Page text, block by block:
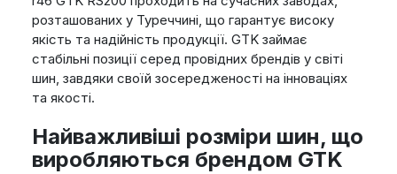
розташованих у Туреччині, що гарантує високу
якість та надійність продукції. GTK займає
стабільні позиції серед провідних брендів у світі
шин, завдяки своїй зосередженості на інноваціях
та якості.
Найважливіші розміри шин, що
виробляються брендом GTK